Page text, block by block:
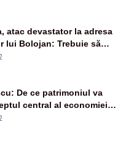
atac devastator la adresa
lui Bolojan: Trebuie să
dar nu șținem omaneii
De ce patrimoniul va
central al economiei